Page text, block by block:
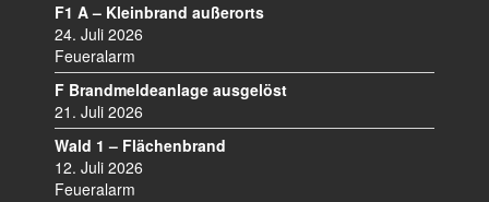
F1 A – Kleinbrand außerorts
24. Juli 2026
Feueralarm
F Brandmeldeanlage ausgelöst
21. Juli 2026
Wald 1 – Flächenbrand
12. Juli 2026
Feueralarm